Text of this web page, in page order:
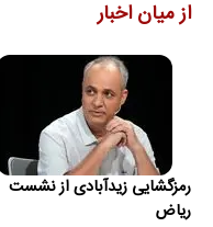
از میان اخبار
رمزگشایی زیدآبادی از نشست
ریاض